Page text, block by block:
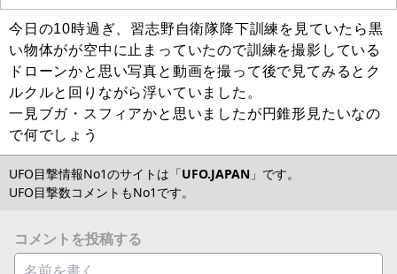
今日の10時過ぎ、習志野自衛隊降下訓練を見ていたら黒
い物体がが空中に止まっていたので訓練を撮影している
ドローンかと思い写真と動画を撮って後で見てみるとク
ルクルと回りながら浮いていました。
一見ブガ・スフィアかと思いましたが円錐形見たいなの
で何でしょう
UFO目撃情報No1のサイトは「UFO.JAPAN 」です。
UFO目撃数コメントもNo1です。
コメントを投稿する